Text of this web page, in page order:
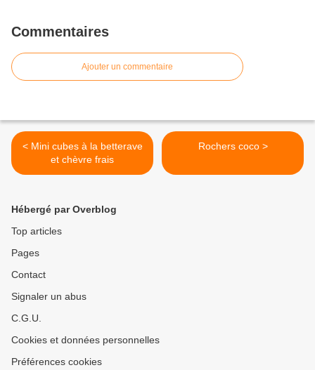
Commentaires
Ajouter un commentaire
< Mini cubes à la betterave
et chèvre frais
Rochers coco >
Hébergé par Overblog
Top articles
Pages
Contact
Signaler un abus
C.G.U.
Cookies et données personnelles
Préférences cookies